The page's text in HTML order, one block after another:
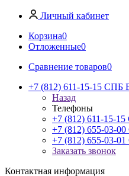
Личный кабинет
Корзина0
Отложенные0
Сравнение товаров0
+7 (812) 611-15-15 СПБ
Назад
Телефоны
+7 (812) 611-15-
+7 (812) 655-03-
+7 (812) 655-03-
Заказать звонок
Контактная информация